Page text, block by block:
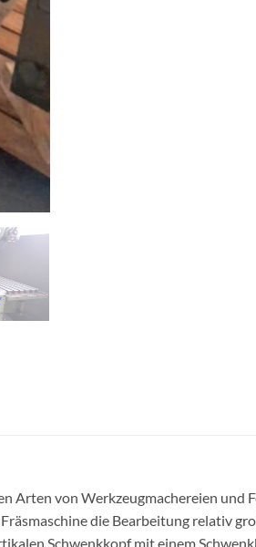
Arten von Werkzeugmachereien
die Bearbeitung relativ
Schwenkkopf mit einem